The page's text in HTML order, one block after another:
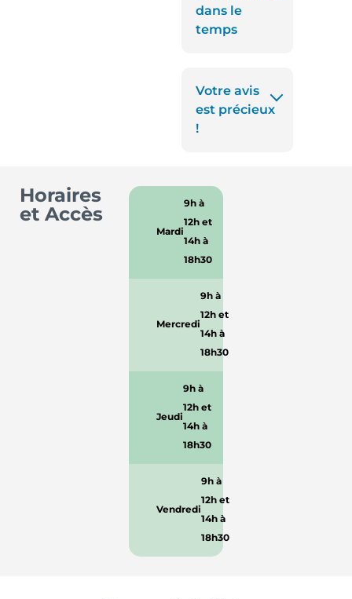
dans le
temps
Votre avis
est précieux
!
Horaires
et Accès
Mardi
9h à
12h et
14h à
18h30
Mercredi
9h à
12h et
14h à
18h30
Jeudi
9h à
12h et
14h à
18h30
Vendredi
9h à
12h et
14h à
18h30